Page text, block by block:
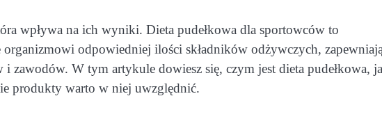
wpływa na ich wyniki. Dieta pudełkowa dla sportowców to
organizmowi odpowiedniej ilości składników odżywczych,
zawodów. W tym artykule dowiesz się, czym jest dieta pudełkowa,
produkty warto w niej uwzględnić.